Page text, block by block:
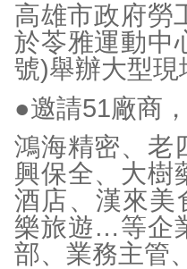
高雄市政府勞
於苓雅運動中
號)舉辦大型
●邀請51廠商
鴻海精密、老
興保全、大樹
酒店、漢來美
樂旅遊…等企
部、業務主管